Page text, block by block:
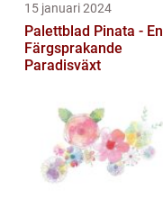
15 januari 2024
Palettblad Pinata - En
Färgsprakande
Paradisväxt